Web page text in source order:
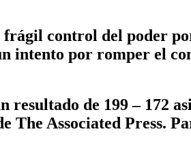
frágil control del poder
intento por romper el
de 199 – 172
The Associated Press.